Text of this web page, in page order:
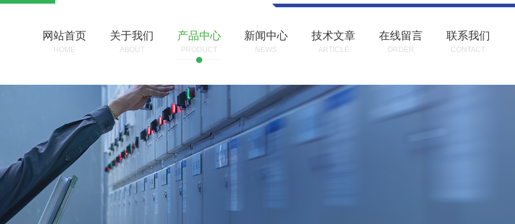
网站首页
HOME
关于我们
ABOUT
产品中心
PRODUCT
新闻中心
NEWS
技术文章
ARTICLE
在线留言
ORDER
联系我们
CONTACT